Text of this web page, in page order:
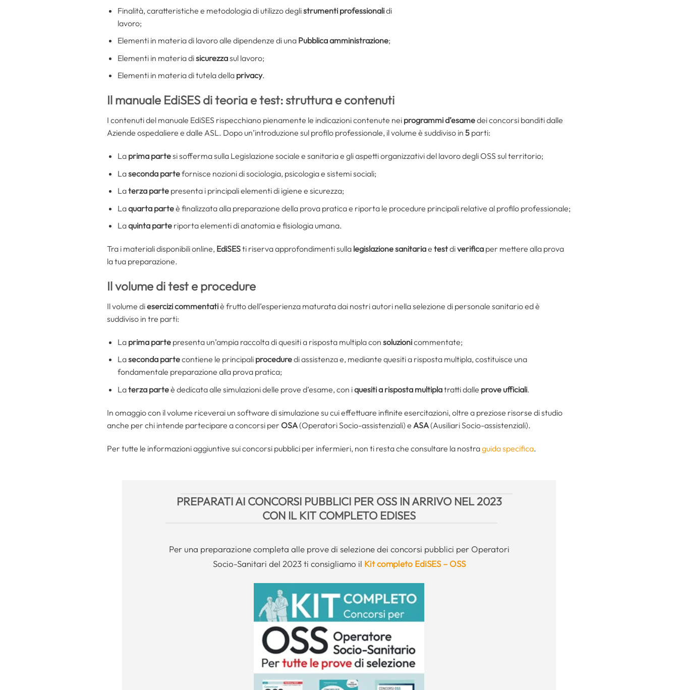
Finalità, caratteristiche e metodologia di utilizzo deglistrumenti professionalidi
lavoro;
Elementi in materia di lavoro alle dipendenze di una Pubblica amministrazione;
Elementi in materia disicurezzasul lavoro;
Elementi in materia di tutela della privacy.
Il manuale EdiSES di teoria e test: struttura e contenuti
I contenuti del manuale EdiSES rispecchiano pienamente le indicazioni contenute nei programmi d’esamedei concorsi banditi dalle
Aziende ospedaliere e dalle ASL. Dopo un’introduzione sul profilo professionale, il volume è suddiviso in 5 parti:
La prima partesi sofferma sulla Legislazione sociale e sanitaria e gli aspetti organizzativi del lavoro degli OSS sul territorio;
Laseconda partefornisce nozioni di sociologia, psicologia e sistemi sociali;
Laterza parte presenta i principali elementi di igiene e sicurezza;
Laquarta parteè finalizzata alla preparazione della prova pratica e riporta le procedure principali relative al profilo professionale;
Laquinta parteriporta elementi di anatomia e fisiologia umana.
Tra i materiali disponibili online, EdiSESti riserva approfondimenti sulla legislazione sanitariae testdiverifica per mettere alla prova
la tua preparazione.
Il volume di test e procedure
Il volume diesercizi commentatiè frutto dell’esperienza maturata dai nostri autori nella selezione di personale sanitario ed è
suddiviso in tre parti:
La prima partepresenta un’ampia raccolta di quesiti a risposta multipla con soluzionicommentate;
Laseconda partecontiene le principali proceduredi assistenza e, mediante quesiti a risposta multipla, costituisce una
fondamentale preparazione alla prova pratica;
Laterza parteè dedicata alle simulazioni delle prove d’esame, con iquesiti a risposta multiplatratti dalle prove ufficiali.
In omaggio con il volume riceverai un software di simulazione su cui effettuare infinite esercitazioni, oltre a preziose risorse di studio
anche per chi intende partecipare a concorsi per OSA(Operatori Socio-assistenziali) e ASA(Ausiliari Socio-assistenziali).
Per tutte le informazioni aggiuntive sui concorsi pubblici per infermieri, non ti resta che consultare la nostraguida specifica.
PREPARATI AI CONCORSI PUBBLICI PER OSS IN ARRIVO NEL 2023
CON IL KIT COMPLETO EDISES
Per una preparazione completa alle prove di selezione dei concorsi pubblici per Operatori
Socio-Sanitari del 2023 ti consigliamo il Kit completo EdiSES – OSS